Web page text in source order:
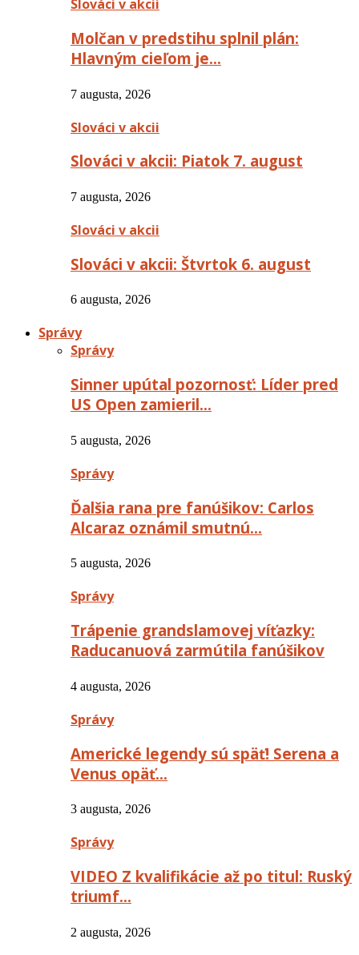
Slováci v akcii
Molčan v predstihu splnil plán:
Hlavným cieľom je…
7 augusta, 2026
Slováci v akcii
Slováci v akcii: Piatok 7. august
7 augusta, 2026
Slováci v akcii
Slováci v akcii: Štvrtok 6. august
6 augusta, 2026
Správy
Správy
Sinner upútal pozornosť: Líder pred
US Open zamieril…
5 augusta, 2026
Správy
Ďalšia rana pre fanúšikov: Carlos
Alcaraz oznámil smutnú…
5 augusta, 2026
Správy
Trápenie grandslamovej víťazky:
Raducanuová zarmútila fanúšikov
4 augusta, 2026
Správy
Americké legendy sú späť! Serena a
Venus opäť…
3 augusta, 2026
Správy
VIDEO Z kvalifikácie až po titul: Ruský
triumf…
2 augusta, 2026